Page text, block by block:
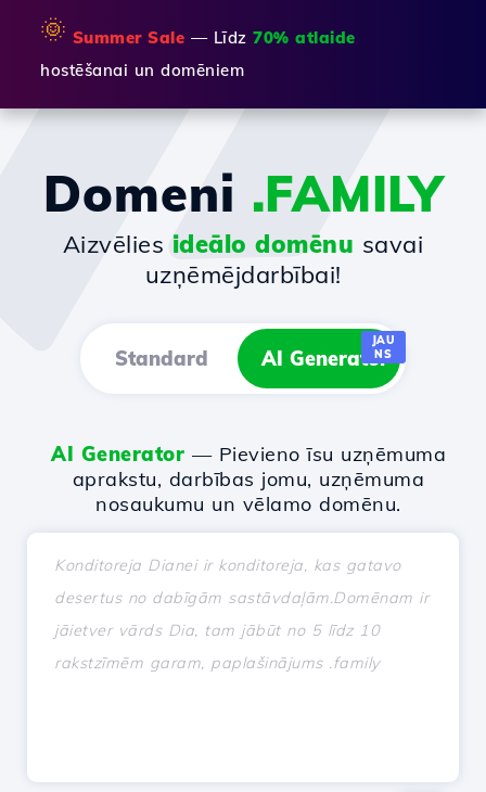
🌞 Summer Sale — Līdz 70% atlaide
hostēšanai un domēniem
Domeni .FAMILY
Aizvēlies ideālo domēnu savai
uzņēmējdarbībai!
Standard AI Generator
JAU
NS
AI Generator — Pievieno īsu uzņēmuma
aprakstu, darbības jomu, uzņēmuma
nosaukumu un vēlamo domēnu.